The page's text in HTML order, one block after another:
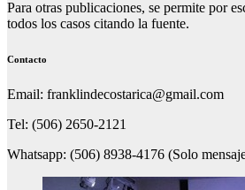
Para otras publicaciones, se permite por
todos los casos citando la fuente.
Contacto
Email: franklindecostarica@gmail.com
Tel: (506) 2650-2121
Whatsapp: (506) 8938-4176 (Solo